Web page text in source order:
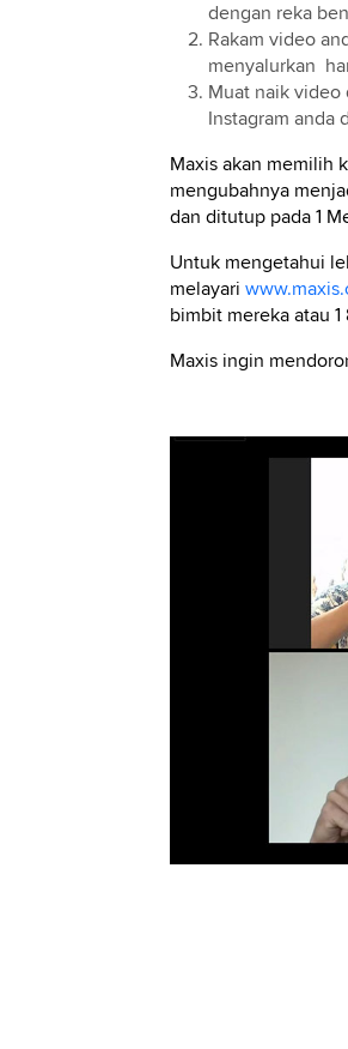
dengan reka
Rakam video
menyalurkan
Muat naik video
Instagram anda
Maxis akan memilih
mengubahnya
dan ditutup pada 1
Untuk mengetahui
melayari
bimbit mereka atau
Maxis ingin